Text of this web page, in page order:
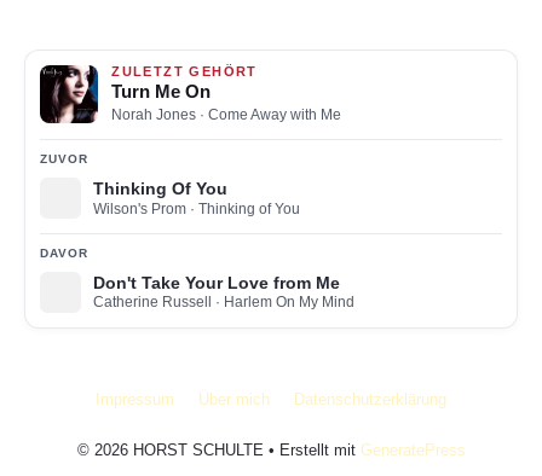
ZULETZT GEHÖRT
Turn Me On
Norah Jones · Come Away with Me
ZUVOR
Thinking Of You
Wilson's Prom · Thinking of You
DAVOR
Don't Take Your Love from Me
Catherine Russell · Harlem On My Mind
Impressum Über mich Datenschutzerklärung
© 2026 HORST SCHULTE • Erstellt mit GeneratePress